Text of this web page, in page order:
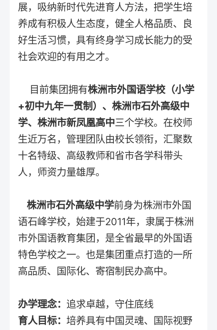
展，吸纳新时代先进育人方法，把学生培
养成有积极人生态度，健全人格品质、良
好生活习惯，具有终身学习成长能力的受
社会欢迎的有用之才。
目前集团拥有株洲市外国语学校（小学
+初中九年一贯制）、株洲市石外高级中
学、株洲市新凤凰高中三个学校。在校师
生近万名，管理团队由校长领衔，汇聚数
十名特级、高级教师和省市各学科带头
人，师资力量雄厚。
株洲市石外高级中学前身为株洲市外国
语石峰学校，始建于2011年，隶属于株洲
市外国语教育集团，是全省最早的外国语
特色学校之一。也是集团重点打造的一所
高品质、国际化、寄宿制民办高中。
办学理念： 追求卓越，守住底线
育人目标：培养具有中国灵魂、国际视野